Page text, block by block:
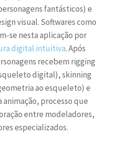
fantásticos) e
visual. Softwares como
se nesta aplicação por
digital intuitiva. Após
recebem rigging
digital), skinning
ao esqueleto) e
animação, processo que
entre modeladores,
especializados.